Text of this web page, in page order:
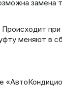
замена
при
меняют в